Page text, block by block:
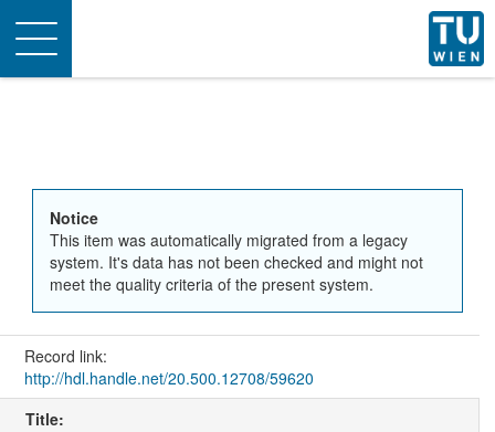
Toggle
navigation
Notice
This item was automatically migrated from a legacy
system. It's data has not been checked and might not
meet the quality criteria of the present system.
Record link:
http://hdl.handle.net/20.500.12708/59620
Title: